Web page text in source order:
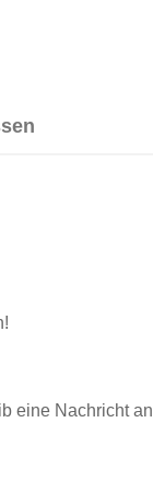
eine Nachricht an